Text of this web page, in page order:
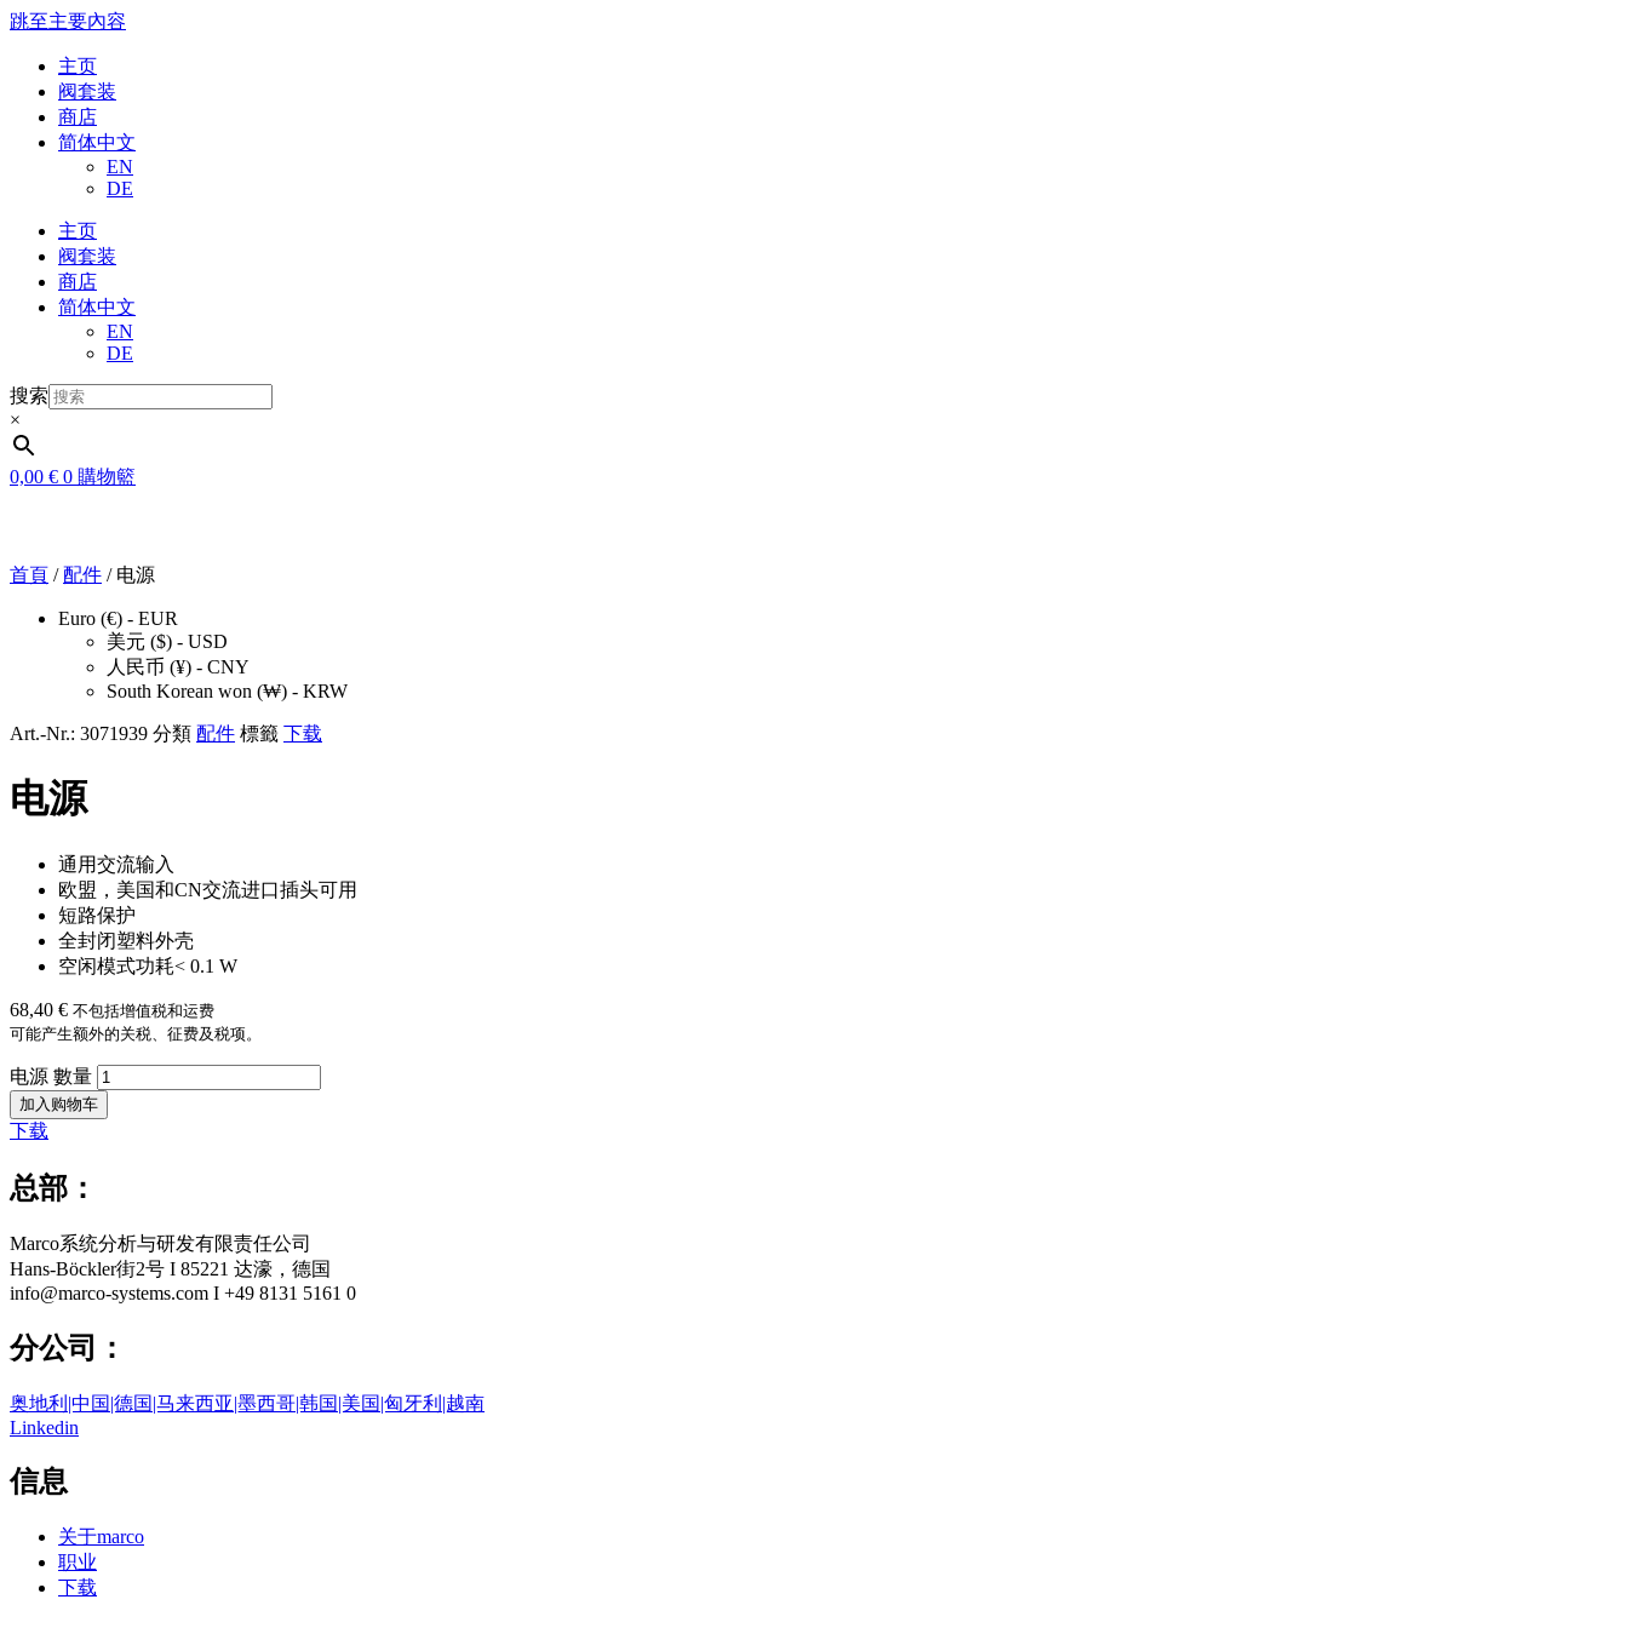
跳至主要內容
主页
阀套装
商店
简体中文
EN
DE
主页
阀套装
商店
简体中文
EN
DE
搜索
×
0,00 € 0 購物籃
首頁 /配件 / 电源
Euro (€) - EUR
美元 ($) - USD
人民币 (¥) - CNY
South Korean won (₩) - KRW
Art.-Nr.: 3071939 分類 配件 標籤 下载
电源
通用交流输入
欧盟，美国和CN交流进口插头可用
短路保护
全封闭塑料外壳
空闲模式功耗< 0.1 W
68,40 € 不包括增值税和运费
可能产生额外的关税、征费及税项。
电源 數量
加入购物车
下载
总部：
Marco系统分析与研发有限责任公司
Hans-Böckler街2号 I 85221 达濠，德国
info@marco-systems.com I +49 8131 5161 0
分公司：
奥地利|中国|德国|马来西亚|墨西哥|韩国|美国|匈牙利|越南
Linkedin
信息
关于marco
职业
下载